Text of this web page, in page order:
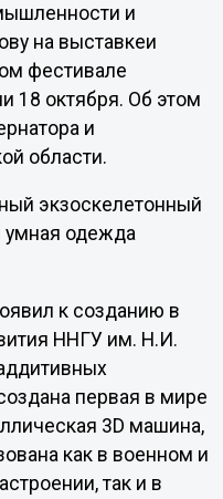
и
на выставкеи
фестивале
18 октября. Об этом
и
области.
экзоскелетонный
умная одежда
к созданию в
ННГУ им. Н.И.
первая в мире
3D машина,
как в военном и
так и в